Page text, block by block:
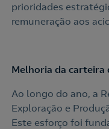
prioridades
remuneração aos
Melhoria da carteira
Ao longo do ano, a
Exploração e
Este esforço foi